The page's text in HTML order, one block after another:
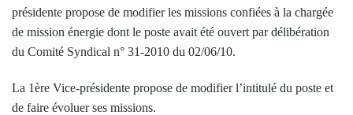
présidente propose de modifier les missions confiées à la chargée
de mission énergie dont le poste avait été ouvert par délibération
du Comité Syndical n° 31-2010 du 02/06/10.
La 1ère Vice-présidente propose de modifier l’intitulé du poste et
de faire évoluer ses missions.